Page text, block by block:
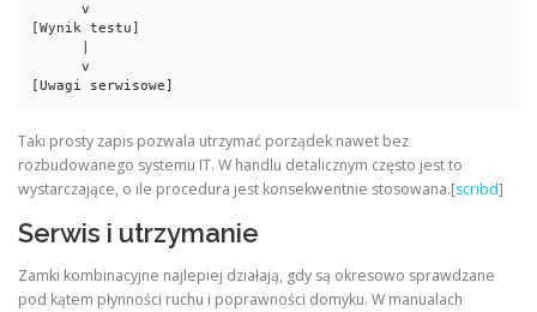
      v
[Wynik testu]
      v
[Uwagi serwisowe]
Taki prosty zapis pozwala utrzymać porządek nawet bez
rozbudowanego systemu IT. W handlu detalicznym często jest to
wystarczające, o ile procedura jest konsekwentnie stosowana.[scribd]
Serwis i utrzymanie
Zamki kombinacyjne najlepiej działają, gdy są okresowo sprawdzane
pod kątem płynności ruchu i poprawności domyku. W manualach